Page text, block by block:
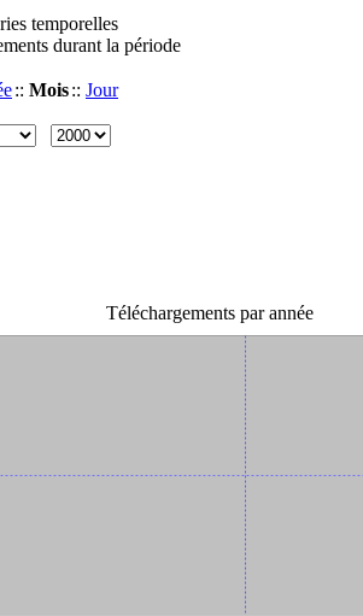
temporelles
durant la période
:: Mois:: Jour
Téléchargements par année